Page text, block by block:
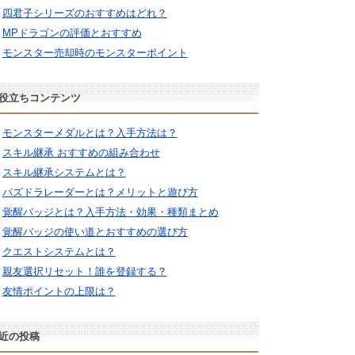
四君子シリーズのおすすめはどれ？
MPドラゴンの評価とおすすめ
モンスター売却時のモンスターポイント
立ちコンテンツ
モンスターメダルとは？入手方法は？
スキル継承 おすすめの組み合わせ
スキル継承システムとは？
パズドラレーダーとは？メリットと遊び方
覚醒バッジとは？入手方法・効果・種類まとめ
覚醒バッジの使い道とおすすめの選び方
クエストシステムとは？
親友選択リセット！誰を登録する？
友情ポイントの上限は？
の投稿